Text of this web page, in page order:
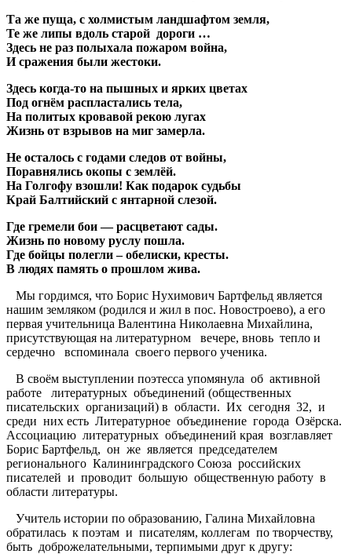
Та же пуща, с холмистым ландшафтом земля,
Те же липы вдоль старой дороги …
Здесь не раз полыхала пожаром война,
И сражения были жестоки.
Здесь когда-то на пышных и ярких цветах
Под огнём распластались тела,
На политых кровавой рекою лугах
Жизнь от взрывов на миг замерла.
Не осталось с годами следов от войны,
Поравнялись окопы с землёй.
На Голгофу взошли! Как подарок судьбы
Край Балтийский с янтарной слезой.
Где гремели бои — расцветают сады.
Жизнь по новому руслу пошла.
Где бойцы полегли – обелиски, кресты.
В людях память о прошлом жива.
Мы гордимся, что Борис Нухимович Бартфельд является
нашим земляком (родился и жил в пос. Новостроево), а его
первая учительница Валентина Николаевна Михайлина,
присутствующая на литературном вечере, вновь тепло и
сердечно вспоминала своего первого ученика.
В своём выступлении поэтесса упомянула об активной
работе литературных объединений (общественных
писательских организаций) в области. Их сегодня 32, и
среди них есть Литературное объединение города Озёрска.
Ассоциацию литературных объединений края возглавляет
Борис Бартфельд, он же является председателем
регионального Калининградского Союза российских
писателей и проводит большую общественную работу в
области литературы.
Учитель истории по образованию, Галина Михайловна
обратилась к поэтам и писателям, коллегам по творчеству,
быть доброжелательными, терпимыми друг к другу: